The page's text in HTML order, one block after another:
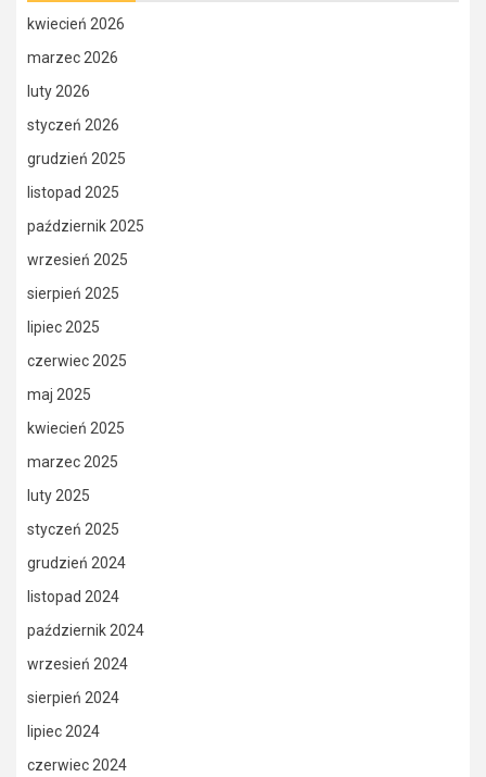
kwiecień 2026
marzec 2026
luty 2026
styczeń 2026
grudzień 2025
listopad 2025
październik 2025
wrzesień 2025
sierpień 2025
lipiec 2025
czerwiec 2025
maj 2025
kwiecień 2025
marzec 2025
luty 2025
styczeń 2025
grudzień 2024
listopad 2024
październik 2024
wrzesień 2024
sierpień 2024
lipiec 2024
czerwiec 2024